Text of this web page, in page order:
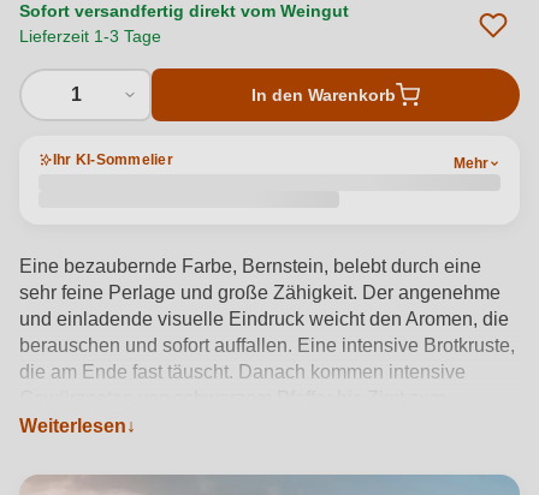
Sofort versandfertig direkt vom Weingut
Lieferzeit 1-3 Tage
1 In den Warenkorb
Ihr KI-Sommelier Mehr
Eine bezaubernde Farbe, Bernstein, belebt durch eine
sehr feine Perlage und große Zähigkeit. Der angenehme
und einladende visuelle Eindruck weicht den Aromen, die
berauschen und sofort auffallen. Eine intensive Brotkruste,
die am Ende fast täuscht. Danach kommen intensive
Vorschein und eine überraschende Hagebutte im Abgang
Struktur und vervollständigt sie. Ein harmonischer Wein,
Weiterlesen